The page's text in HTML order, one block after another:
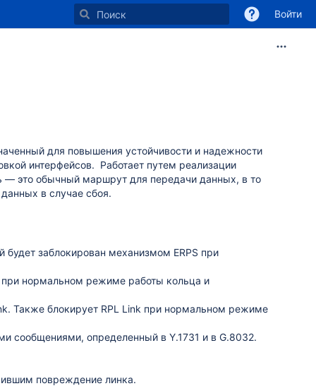
Войти
для повышения устойчивости и надежности
интерфейсов. Работает путем реализации
— это обычный маршрут для передачи данных, в то
в случае сбоя.
заблокирован механизмом ERPS при
при нормальном режиме работы кольца и
Также блокирует RPL Link при нормальном режиме
сообщениями, определенный в Y.1731 и в G.8032.
повреждение линка.